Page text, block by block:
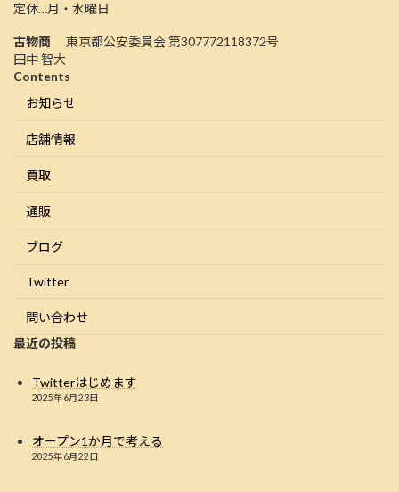
定休…月・水曜日
古物商 東京都公安委員会 第307772118372号
田中 智大
Contents
お知らせ
店舗情報
買取
通販
ブログ
Twitter
問い合わせ
最近の投稿
Twitterはじめます
2025年6月23日
オープン1か月で考える
2025年6月22日